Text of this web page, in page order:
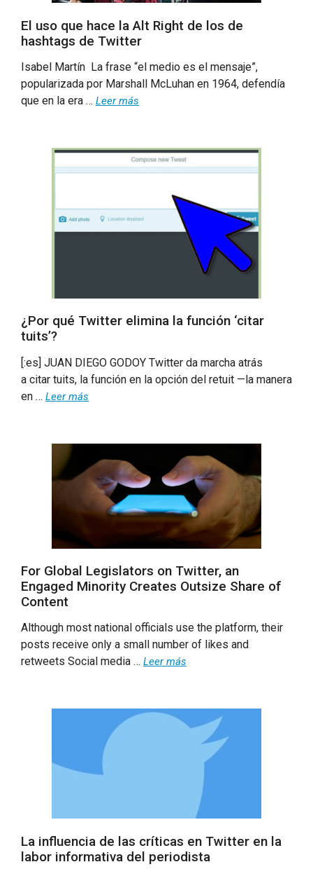
El uso que hace la Alt Right de los de
hashtags de Twitter
Isabel Martín La frase “el medio es el mensaje”,
popularizada por Marshall McLuhan en 1964, defendía
que en la era … Leer más
¿Por qué Twitter elimina la función ‘citar
tuits’?
[:es] JUAN DIEGO GODOY Twitter da marcha atrás
a citar tuits, la función en la opción del retuit —la manera
en … Leer más
For Global Legislators on Twitter, an
Engaged Minority Creates Outsize Share of
Content
Although most national officials use the platform, their
posts receive only a small number of likes and
retweets Social media … Leer más
La influencia de las críticas en Twitter en la
labor informativa del periodista